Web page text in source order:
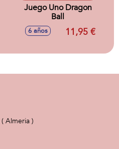
Juego Uno Dragon
Ball
6 años 11,95 €
( Almeria )